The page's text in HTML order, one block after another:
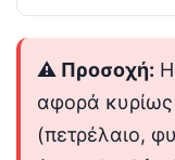
⚠️ Προσοχή:
αφορά
(πετρέλαιο,